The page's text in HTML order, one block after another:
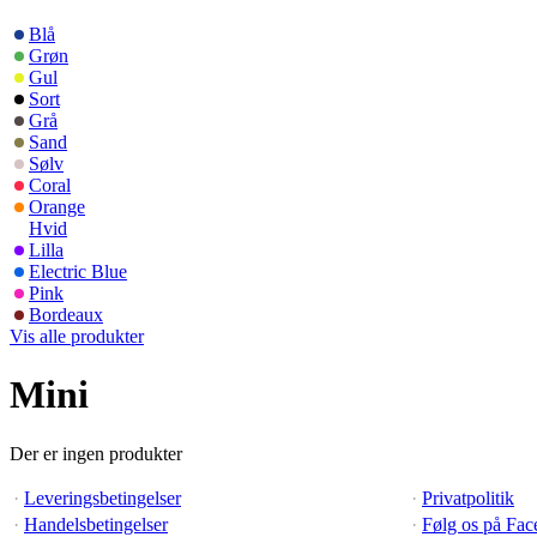
Blå
Grøn
Gul
Sort
Grå
Sand
Sølv
Coral
Orange
Hvid
Lilla
Electric Blue
Pink
Bordeaux
Vis alle produkter
Mini
Der er ingen produkter
· Leveringsbetingelser · Privatpolitik
· Handelsbetingelser · Følg os på